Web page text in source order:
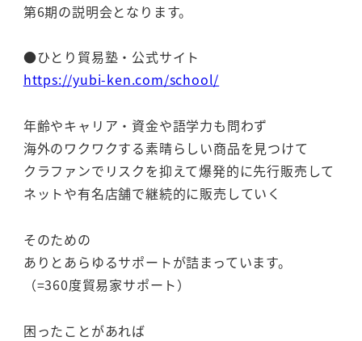
第6期の説明会となります。
●ひとり貿易塾・公式サイト
https://yubi-ken.com/school/
年齢やキャリア・資金や語学力も問わず
海外のワクワクする素晴らしい商品を見つけて
クラファンでリスクを抑えて爆発的に先行販売して
ネットや有名店舗で継続的に販売していく
そのための
ありとあらゆるサポートが詰まっています。
（=360度貿易家サポート）
困ったことがあれば